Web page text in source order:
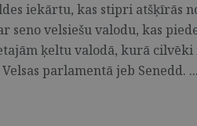
iekārtu, kas stipri atšķīrās
seno velsiešu valodu, kas
ķeltu valodā, kurā
parlamentā jeb Senedd. ...